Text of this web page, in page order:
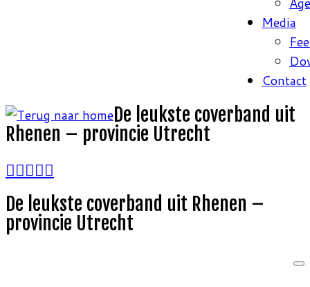
Media
Contact
De leukste coverband uit
Rhenen – provincie Utrecht
De leukste coverband uit Rhenen –
provincie Utrecht